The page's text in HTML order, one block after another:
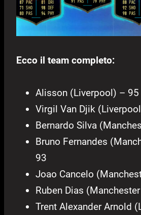
Ecco il team completo:
Alisson (Liverpool) – 95
Virgil Van Djik
Bernardo Silva
Bruno Fernandes
93
Joao Cancelo
Ruben Dias
Trent Alexander Arnold